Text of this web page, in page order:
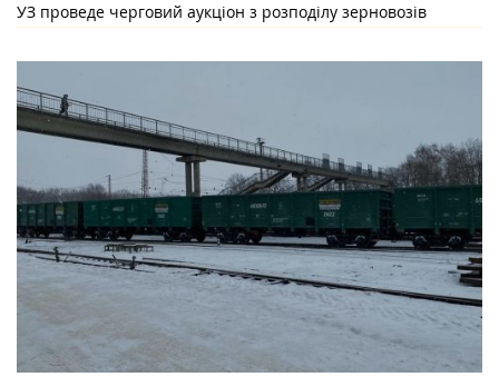
УЗ проведе черговий аукціон з розподілу зерновозів